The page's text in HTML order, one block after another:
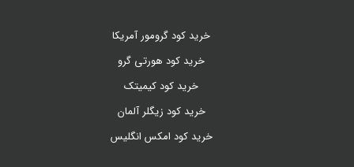
خرید کود گرومور آمریکا
خرید کود هورتی گرو
خرید کود کیمیتک
خرید کود زیگلر آلمان
خرید کود امکس انگلیس